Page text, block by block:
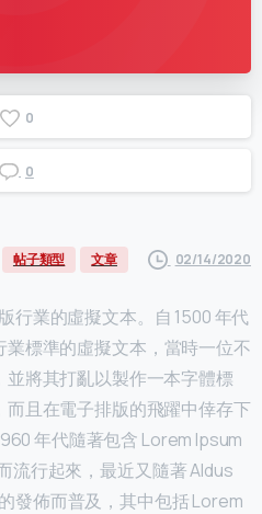
0
0
帖子類型 文章 02/14/2020
行業的虛擬文本。自 1500 年代
標準的虛擬文本，當時一位不
將其打亂以製作一本字體標
且在電子排版的飛躍中倖存下
年代隨著包含 Lorem Ipsum
流行起來，最近又隨著 Aldus
發佈而普及，其中包括 Lorem